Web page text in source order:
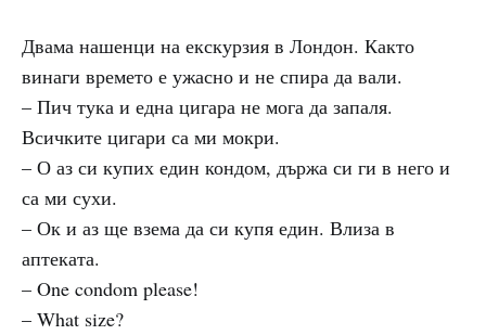
Двама нашенци на екскурзия в Лондон. Както
винаги времето е ужасно и не спира да вали.
– Пич тука и една цигара не мога да запаля.
Всичките цигари са ми мокри.
– О аз си купих един кондом, държа си ги в него и
са ми сухи.
– Ок и аз ще взема да си купя един. Влиза в
аптеката.
– One condom please!
– What size?